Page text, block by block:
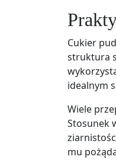
Cukier
struktura
idealnym
Wiele
Stosunek
mu